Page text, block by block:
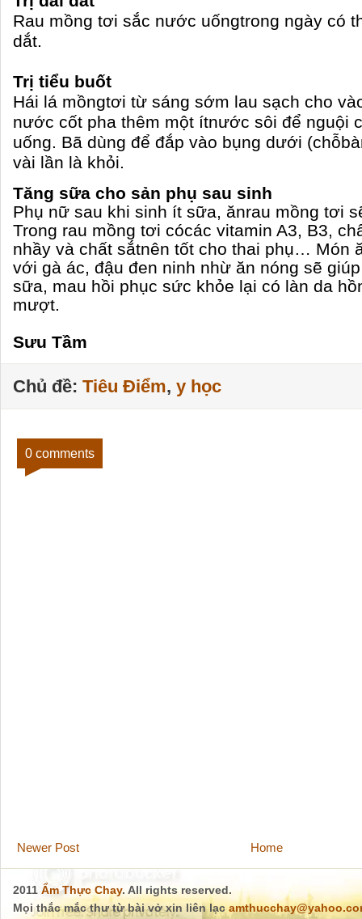
Rau mồng tơi sắc nước uốngtrong ngày có
dắt.
Trị tiểu buốt
Hái lá mồngtơi từ sáng sớm lau sạch cho
nước cốt pha thêm một ítnước sôi để nguội
uống. Bã dùng để đắp vào bụng dưới
vài lần là khỏi.
Tăng sữa cho sản phụ sau sinh
Phụ nữ sau khi sinh ít sữa, ănrau mồng tơi
Trong rau mồng tơi cócác vitamin A3, B3,
nhầy và chất sắtnên tốt cho thai phụ… Món
với gà ác, đậu đen ninh nhừ ăn nóng sẽ
sữa, mau hồi phục sức khỏe lại có làn da
mượt.
Sưu Tầm
Chủ đề: Tiêu Điểm, y học
0 comments
Newer Post Home
2011 Ẩm Thực Chay. All rights reserved.
Mọi thắc mắc thư từ bài vở xin liên lạc